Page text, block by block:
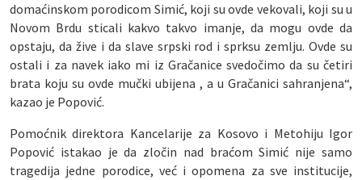
domaćinskom porodicom Simić, koji su ovde vekovali, koji su u
Novom Brdu sticali kakvo takvo imanje, da mogu ovde da
opstaju, da žive i da slave srpski rod i sprksu zemlju. Ovde su
ostali i za navek iako mi iz Gračanice svedočimo da su četiri
brata koju su ovde mučki ubijena , a u Gračanici sahranjena“,
kazao je Popović.
Pomoćnik direktora Kancelarije za Kosovo i Metohiju Igor
Popović istakao je da zločin nad braćom Simić nije samo
tragedija jedne porodice, već i opomena za sve institucije,